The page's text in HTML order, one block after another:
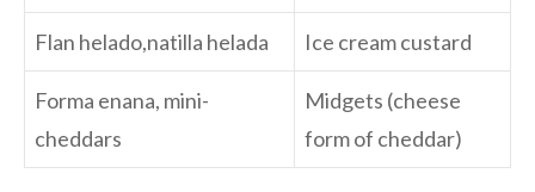
Flan helado,natilla helada Ice cream custard
Forma enana, mini-
cheddars
Midgets (cheese
form of cheddar)